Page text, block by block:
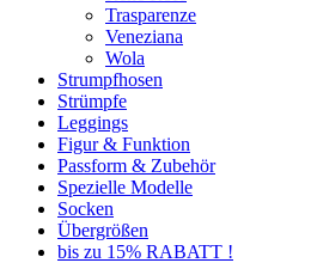
Trasparenze
Veneziana
Wola
Strumpfhosen
Strümpfe
Leggings
Figur & Funktion
Passform & Zubehör
Spezielle Modelle
Socken
Übergrößen
bis zu 15% RABATT !